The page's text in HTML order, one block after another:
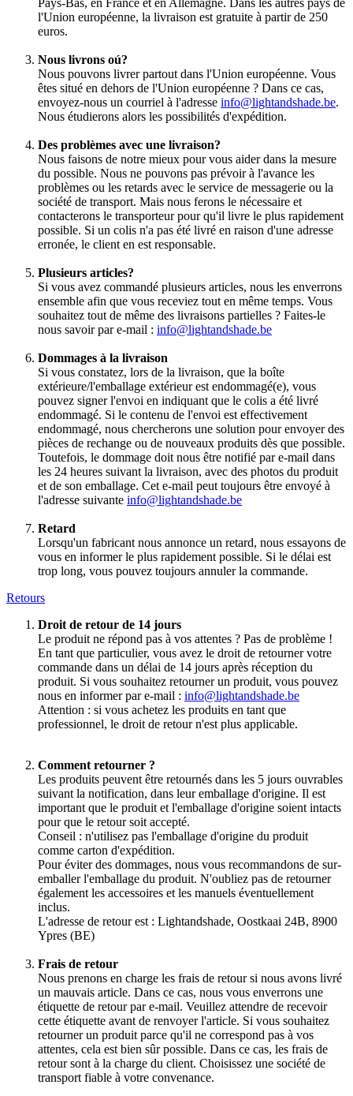
Pays-Bas, en France et en Allemagne. Dans les autres pays de
l'Union européenne, la livraison est gratuite à partir de 250
euros.
Nous livrons oú?
Nous pouvons livrer partout dans l'Union européenne. Vous
êtes situé en dehors de l'Union européenne ? Dans ce cas,
envoyez-nous un courriel à l'adresse info@lightandshade.be.
Nous étudierons alors les possibilités d'expédition.
Des problèmes avec une livraison?
Nous faisons de notre mieux pour vous aider dans la mesure
du possible. Nous ne pouvons pas prévoir à l'avance les
problèmes ou les retards avec le service de messagerie ou la
société de transport. Mais nous ferons le nécessaire et
contacterons le transporteur pour qu'il livre le plus rapidement
possible. Si un colis n'a pas été livré en raison d'une adresse
erronée, le client en est responsable.
Plusieurs articles?
Si vous avez commandé plusieurs articles, nous les enverrons
ensemble afin que vous receviez tout en même temps. Vous
souhaitez tout de même des livraisons partielles ? Faites-le
nous savoir par e-mail : info@lightandshade.be
Dommages à la livraison
Si vous constatez, lors de la livraison, que la boîte
extérieure/l'emballage extérieur est endommagé(e), vous
pouvez signer l'envoi en indiquant que le colis a été livré
endommagé. Si le contenu de l'envoi est effectivement
endommagé, nous chercherons une solution pour envoyer des
pièces de rechange ou de nouveaux produits dès que possible.
Toutefois, le dommage doit nous être notifié par e-mail dans
les 24 heures suivant la livraison, avec des photos du produit
et de son emballage. Cet e-mail peut toujours être envoyé à
l'adresse suivante info@lightandshade.be
Retard
Lorsqu'un fabricant nous annonce un retard, nous essayons de
vous en informer le plus rapidement possible. Si le délai est
trop long, vous pouvez toujours annuler la commande.
Retours
Droit de retour de 14 jours
Le produit ne répond pas à vos attentes ? Pas de problème !
En tant que particulier, vous avez le droit de retourner votre
commande dans un délai de 14 jours après réception du
produit. Si vous souhaitez retourner un produit, vous pouvez
nous en informer par e-mail : info@lightandshade.be
Attention : si vous achetez les produits en tant que
professionnel, le droit de retour n'est plus applicable.
Comment retourner ?
Les produits peuvent être retournés dans les 5 jours ouvrables
suivant la notification, dans leur emballage d'origine. Il est
important que le produit et l'emballage d'origine soient intacts
pour que le retour soit accepté.
Conseil : n'utilisez pas l'emballage d'origine du produit
comme carton d'expédition.
Pour éviter des dommages, nous vous recommandons de sur-
emballer l'emballage du produit. N'oubliez pas de retourner
également les accessoires et les manuels éventuellement
inclus.
L'adresse de retour est : Lightandshade, Oostkaai 24B, 8900
Ypres (BE)
Frais de retour
Nous prenons en charge les frais de retour si nous avons livré
un mauvais article. Dans ce cas, nous vous enverrons une
étiquette de retour par e-mail. Veuillez attendre de recevoir
cette étiquette avant de renvoyer l'article. Si vous souhaitez
retourner un produit parce qu'il ne correspond pas à vos
attentes, cela est bien sûr possible. Dans ce cas, les frais de
retour sont à la charge du client. Choisissez une société de
transport fiable à votre convenance.